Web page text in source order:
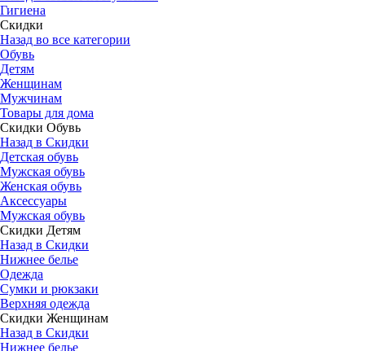
Гигиена
Скидки
Назад во все категории
Обувь
Детям
Женщинам
Мужчинам
Товары для дома
Скидки Обувь
Назад в Скидки
Детская обувь
Мужская обувь
Женская обувь
Аксессуары
Мужская обувь
Скидки Детям
Назад в Скидки
Нижнее белье
Одежда
Сумки и рюкзаки
Верхняя одежда
Скидки Женщинам
Назад в Скидки
Нижнее белье